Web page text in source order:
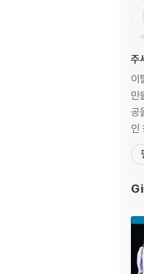
CD
a -
CD
CD
주
이
만
공
인